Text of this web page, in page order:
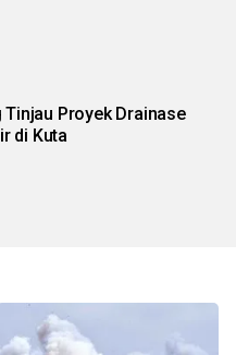
Tinjau Proyek Drainase
di Kuta